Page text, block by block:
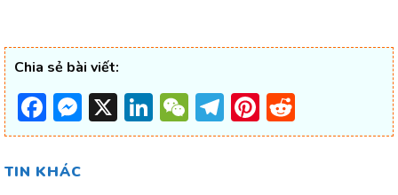
Chia sẻ bài viết:
Facebook
Messenger
X LinkedIn
WeChat
Telegram
Pinterest
TIN KHÁC